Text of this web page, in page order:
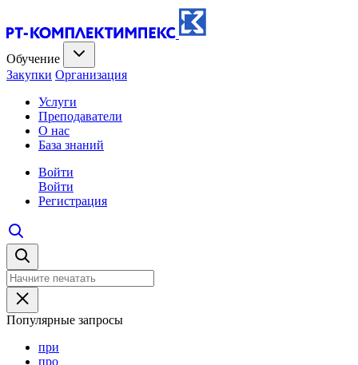
Обучение
Закупки Организация
Услуги
Преподаватели
О нас
База знаний
Войти
Войти
Регистрация
Популярные запросы
при
про